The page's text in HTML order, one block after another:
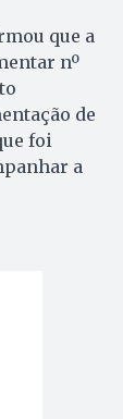
que a
nº
de
foi
a